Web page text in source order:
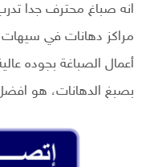
انه صباغ محترف جدا
مراكز دهانات في
أعمال الصباغة بجوده
بصبغ الدهانات، هو